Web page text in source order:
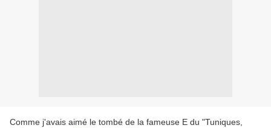
Comme j'avais aimé le tombé de la fameuse E du "Tuniques,